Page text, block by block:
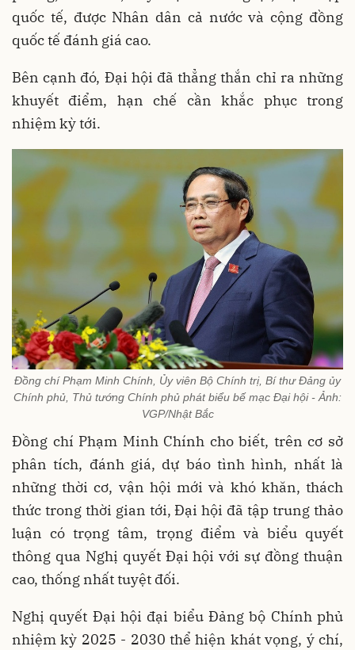
quốc tế, được Nhân dân cả nước và cộng đồng
quốc tế đánh giá cao.
Bên cạnh đó, Đại hội đã thẳng thắn chỉ ra những
khuyết điểm, hạn chế cần khắc phục trong
nhiệm kỳ tới.
Đồng chí Phạm Minh Chính, Ủy viên Bộ Chính trị, Bí thư Đảng ủy
Chính phủ, Thủ tướng Chính phủ phát biểu bế mạc Đại hội - Ảnh:
VGP/Nhật Bắc
Đồng chí Phạm Minh Chính cho biết, trên cơ sở
phân tích, đánh giá, dự báo tình hình, nhất là
những thời cơ, vận hội mới và khó khăn, thách
thức trong thời gian tới, Đại hội đã tập trung thảo
luận có trọng tâm, trọng điểm và biểu quyết
thông qua Nghị quyết Đại hội với sự đồng thuận
cao, thống nhất tuyệt đối.
Nghị quyết Đại hội đại biểu Đảng bộ Chính phủ
nhiệm kỳ 2025 - 2030 thể hiện khát vọng, ý chí,